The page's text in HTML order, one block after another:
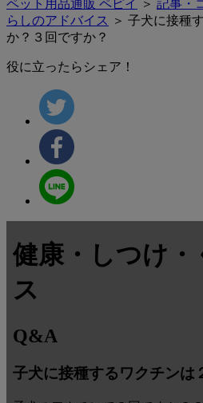
ペット用品通販 ペピイ ＞ 記事・
らしのアドバイス
＞ 子犬に接種
か？３回ですか？
役に立ったらシェア！